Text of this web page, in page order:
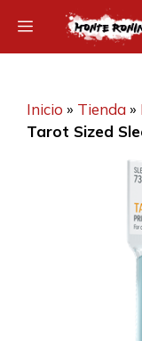
contenido
Menú
Inicio » Tienda»
Tarot Sized